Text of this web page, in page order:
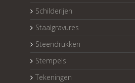
Schilderijen
Staalgravures
Steendrukken
Stempels
Tekeningen